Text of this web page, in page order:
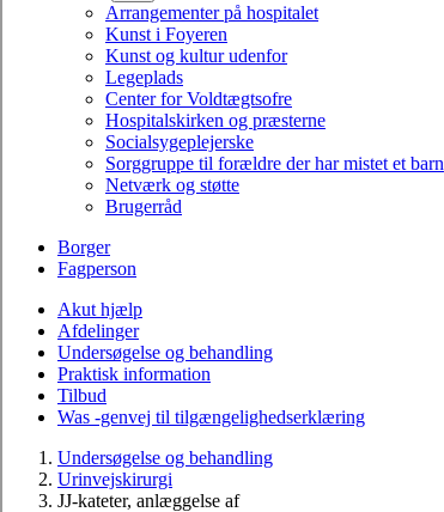
Arrangementer på hospitalet
Kunst i Foyeren
Kunst og kultur udenfor
Legeplads
Center for Voldtægtsofre
Hospitalskirken og præsterne
Socialsygeplejerske
Sorggruppe til forældre der har mistet et barn
Netværk og støtte
Brugerråd
Borger
Fagperson
Akut hjælp
Afdelinger
Undersøgelse og behandling
Praktisk information
Tilbud
Was -genvej til tilgængelighedserklæring
Undersøgelse og behandling
Urinvejskirurgi
JJ-kateter, anlæggelse af